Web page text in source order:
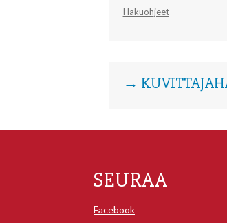
Hakuohjeet
→
SEURAA
Facebook